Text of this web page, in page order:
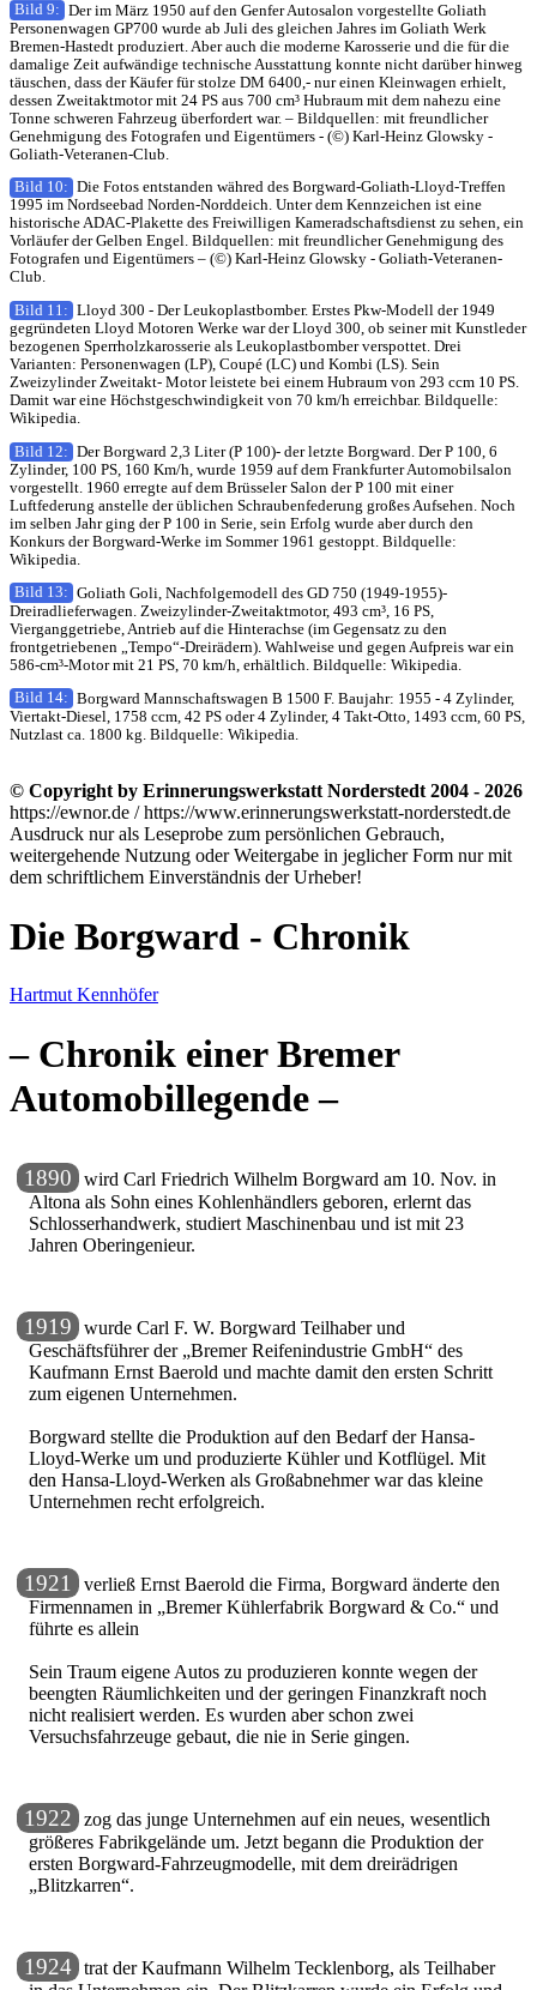
Bild 9: Der im März 1950 auf den Genfer Autosalon vorgestellte Goliath
Personenwagen GP700 wurde ab Juli des gleichen Jahres im Goliath Werk
Bremen-Hastedt produziert. Aber auch die moderne Karosserie und die für die
damalige Zeit aufwändige technische Ausstattung konnte nicht darüber hinweg
täuschen, dass der Käufer für stolze DM 6400,- nur einen Kleinwagen erhielt,
dessen Zweitaktmotor mit 24 PS aus 700 cm³ Hubraum mit dem nahezu eine
Tonne schweren Fahrzeug überfordert war. – Bildquellen: mit freundlicher
Genehmigung des Fotografen und Eigentümers - (©) Karl-Heinz Glowsky -
Goliath-Veteranen-Club.
Bild 10: Die Fotos entstanden währed des Borgward-Goliath-Lloyd-Treffen
1995 im Nordseebad Norden-Norddeich. Unter dem Kennzeichen ist eine
historische ADAC-Plakette des Freiwilligen Kameradschaftsdienst zu sehen, ein
Vorläufer der Gelben Engel. Bildquellen: mit freundlicher Genehmigung des
Fotografen und Eigentümers – (©) Karl-Heinz Glowsky - Goliath-Veteranen-
Club.
Bild 11: Lloyd 300 - Der Leukoplastbomber. Erstes Pkw-Modell der 1949
gegründeten Lloyd Motoren Werke war der Lloyd 300, ob seiner mit Kunstleder
bezogenen Sperrholzkarosserie als Leukoplastbomber verspottet. Drei
Varianten: Personenwagen (LP), Coupé (LC) und Kombi (LS). Sein
Zweizylinder Zweitakt- Motor leistete bei einem Hubraum von 293 ccm 10 PS.
Damit war eine Höchstgeschwindigkeit von 70 km/h erreichbar. Bildquelle:
Wikipedia.
Bild 12: Der Borgward 2,3 Liter (P 100)- der letzte Borgward. Der P 100, 6
Zylinder, 100 PS, 160 Km/h, wurde 1959 auf dem Frankfurter Automobilsalon
vorgestellt. 1960 erregte auf dem Brüsseler Salon der P 100 mit einer
Luftfederung anstelle der üblichen Schraubenfederung großes Aufsehen. Noch
im selben Jahr ging der P 100 in Serie, sein Erfolg wurde aber durch den
Konkurs der Borgward-Werke im Sommer 1961 gestoppt. Bildquelle:
Wikipedia.
Bild 13: Goliath Goli, Nachfolgemodell des GD 750 (1949-1955)-
Dreiradlieferwagen. Zweizylinder-Zweitaktmotor, 493 cm³, 16 PS,
Vierganggetriebe, Antrieb auf die Hinterachse (im Gegensatz zu den
frontgetriebenen „Tempo“-Dreirädern). Wahlweise und gegen Aufpreis war ein
586-cm³-Motor mit 21 PS, 70 km/h, erhältlich. Bildquelle: Wikipedia.
Bild 14: Borgward Mannschaftswagen B 1500 F. Baujahr: 1955 - 4 Zylinder,
Viertakt-Diesel, 1758 ccm, 42 PS oder 4 Zylinder, 4 Takt-Otto, 1493 ccm, 60 PS,
Nutzlast ca. 1800 kg. Bildquelle: Wikipedia.
© Copyright by Erinnerungswerkstatt Norderstedt 2004 - 2026
https://ewnor.de / https://www.erinnerungswerkstatt-norderstedt.de
Ausdruck nur als Leseprobe zum persönlichen Gebrauch,
weitergehende Nutzung oder Weitergabe in jeglicher Form nur mit
dem schriftlichem Einverständnis der Urheber!
Die Borgward - Chronik
Hartmut Kennhöfer
– Chronik einer Bremer
Automobillegende –
1890 wird Carl Friedrich Wilhelm Borgward am 10. Nov. in
Altona als Sohn eines Kohlenhändlers geboren, erlernt das
Schlosserhandwerk, studiert Maschinenbau und ist mit 23
Jahren Oberingenieur.
1919 wurde Carl F. W. Borgward Teilhaber und
Geschäftsführer der Bremer Reifenindustrie GmbH
des
Kaufmann Ernst Baerold und machte damit den ersten Schritt
zum eigenen Unternehmen.
Borgward stellte die Produktion auf den Bedarf der Hansa-
Lloyd-Werke um und produzierte Kühler und Kotflügel. Mit
den Hansa-Lloyd-Werken als Großabnehmer war das kleine
Unternehmen recht erfolgreich.
1921 verließ Ernst Baerold die Firma, Borgward änderte den
Firmennamen in
Bremer Kühlerfabrik Borgward & Co.
und
führte es allein
Sein Traum eigene Autos zu produzieren konnte wegen der
beengten Räumlichkeiten und der geringen Finanzkraft noch
nicht realisiert werden. Es wurden aber schon zwei
Versuchsfahrzeuge gebaut, die nie in Serie gingen.
1922 zog das junge Unternehmen auf ein neues, wesentlich
größeres Fabrikgelände um. Jetzt begann die Produktion der
ersten Borgward-Fahrzeugmodelle, mit dem dreirädrigen
Blitzkarren .
1924 trat der Kaufmann Wilhelm Tecklenborg, als Teilhaber